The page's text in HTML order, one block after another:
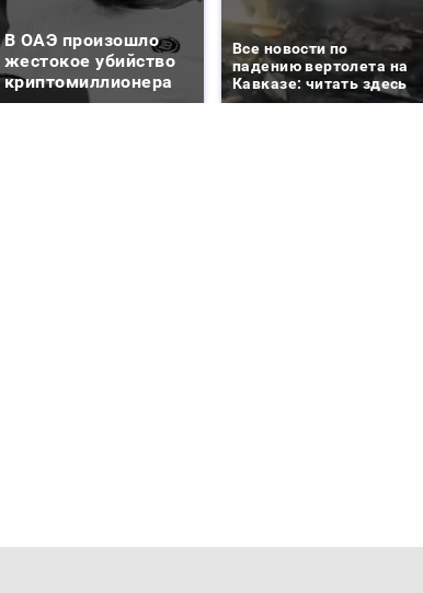
В ОАЭ произошло
жестокое убийство
криптомиллионера
Все новости по
падению вертолета на
Кавказе: читать здесь